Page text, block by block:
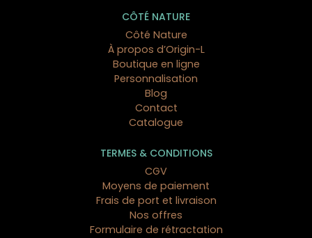
CÔTÉ NATURE
Côté Nature
À propos d’Origin-L
Boutique en ligne
Personnalisation
Blog
Contact
Catalogue
TERMES & CONDITIONS
CGV
Moyens de paiement
Frais de port et livraison
Nos offres
Formulaire de rétractation